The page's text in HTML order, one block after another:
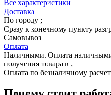
Все характеристики
Доставка
По городу ;
Сразу к конечному пункту
Самовывоз
Оплата
Наличными. Оплата наличными
получения товара в ;
Оплата по безналичному